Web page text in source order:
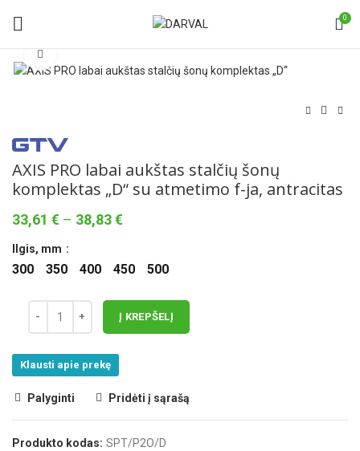
0
AXIS PRO labai aukštas stalčių šonų
komplektas „D“ su atmetimo f-ja, antracitas
33,61 € – 38,83€Price
through
Ilgis, mm
300 350 400 450 500
Į KREPŠELĮ
Klausti apie prekę
Palyginti Pridėti į sąrašą
Produkto kodas: SPT/P2O/D